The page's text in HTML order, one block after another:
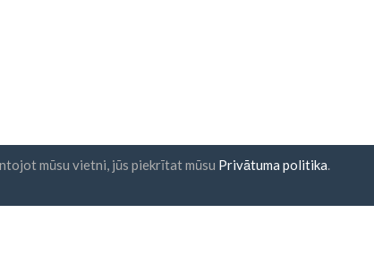
mūsu vietni, jūs piekrītat mūsu Privātuma politika.